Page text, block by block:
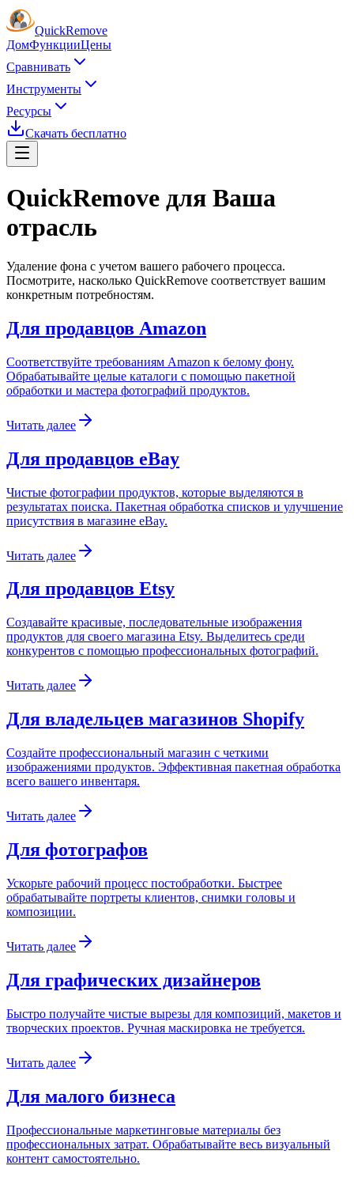
QuickRemove
ДомФункцииЦены
Сравнивать
Инструменты
Ресурсы
Скачать бесплатно
QuickRemove для Ваша
отрасль
Удаление фона с учетом вашего рабочего процесса.
Посмотрите, насколько QuickRemove соответствует вашим
конкретным потребностям.
Для продавцов Amazon
Соответствуйте требованиям Amazon к белому фону.
Обрабатывайте целые каталоги с помощью пакетной
обработки и мастера фотографий продуктов.
Читать далее
Для продавцов eBay
Чистые фотографии продуктов, которые выделяются в
результатах поиска. Пакетная обработка списков и улучшение
присутствия в магазине eBay.
Читать далее
Для продавцов Etsy
Создавайте красивые, последовательные изображения
продуктов для своего магазина Etsy. Выделитесь среди
конкурентов с помощью профессиональных фотографий.
Читать далее
Для владельцев магазинов Shopify
Создайте профессиональный магазин с четкими
изображениями продуктов. Эффективная пакетная обработка
всего вашего инвентаря.
Читать далее
Для фотографов
Ускорьте рабочий процесс постобработки. Быстрее
обрабатывайте портреты клиентов, снимки головы и
композиции.
Читать далее
Для графических дизайнеров
Быстро получайте чистые вырезы для композиций, макетов и
творческих проектов. Ручная маскировка не требуется.
Читать далее
Для малого бизнеса
Профессиональные маркетинговые материалы без
профессиональных затрат. Обрабатывайте весь визуальный
контент самостоятельно.